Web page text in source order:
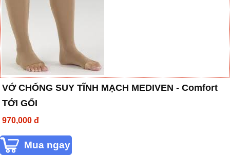
VỚ CHỐNG SUY TĨNH MẠCH MEDIVEN - Comfort
TỚI GỐI
970,000 đ